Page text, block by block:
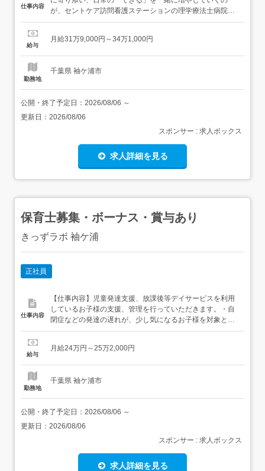
仕事内容
が、セントケア訪問看護ステーションの理学療法士病院や
施設とは違い、訪問リハビリはお客様の“生活そのもの”が
の関わり方…その人らしい暮らしを支えるために、あなた
給与
月給31万9,000円～34万1,000円
勤務地
千葉県 袖ケ浦市
公開・終了予定日： 2026/08/06 ～
更新日： 2026/08/06
スポンサー : 求人ボックス
求人詳細を見る
保育士募集・ボーナス・賞与あり
きっずラボ 袖ケ浦
正社員
仕事内容
【仕事内容】児童発達支援、放課後等デイサービスを利用
しているお子様の支援、管理を行っていただきます。・自
閉症などの発達の遅れが、少し気になるお子様を対象とし
ています。・日常生活支援、療育活動、学習支援(宿題サポ
迎業務(ワンボックス車・軽自動車の運転)・介護サービ
給与
月給24万円～25万2,000円
勤務地
千葉県 袖ケ浦市
公開・終了予定日： 2026/08/06 ～
更新日： 2026/08/06
スポンサー : 求人ボックス
求人詳細を見る